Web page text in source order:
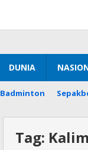
DUNIA
Badminton
Tag: